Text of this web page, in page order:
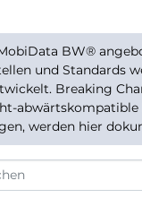
BW®
und Standards
Breaking
abwärtskompatible
werden hier